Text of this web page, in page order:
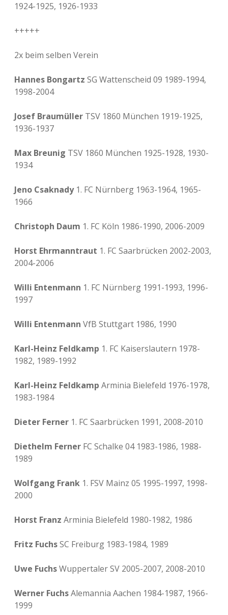
1924-1925, 1926-1933
+++++
2x beim selben Verein
Hannes Bongartz SG Wattenscheid 09 1989-1994,
1998-2004
Josef Braumüller TSV 1860 München 1919-1925,
1936-1937
Max Breunig TSV 1860 München 1925-1928, 1930-
1934
Jeno Csaknady1. FC Nürnberg 1963-1964, 1965-
1966
Christoph Daum 1. FC Köln 1986-1990, 2006-2009
Horst Ehrmanntraut 1. FC Saarbrücken 2002-2003,
2004-2006
Willi Entenmann 1. FC Nürnberg 1991-1993, 1996-
1997
Willi Entenmann VfB Stuttgart 1986, 1990
Karl-Heinz Feldkamp 1. FC Kaiserslautern 1978-
1982, 1989-1992
Karl-Heinz Feldkamp Arminia Bielefeld 1976-1978,
1983-1984
Dieter Ferner 1. FC Saarbrücken 1991, 2008-2010
Diethelm Ferner FC Schalke 04 1983-1986, 1988-
1989
Wolfgang Frank 1. FSV Mainz 05 1995-1997, 1998-
2000
Horst Franz Arminia Bielefeld 1980-1982, 1986
Fritz FuchsSC Freiburg 1983-1984, 1989
Uwe FuchsWuppertaler SV 2005-2007, 2008-2010
Werner FuchsAlemannia Aachen 1984-1987, 1966-
1999